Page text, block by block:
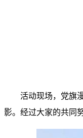
活动现场，党旗
影。经过大家的共同